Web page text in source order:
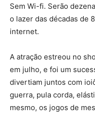
Sem Wi-fi. Serão
o lazer das décadas de
internet.
A atração estreou no
em julho, e foi um
divertiam juntos com
guerra, pula corda,
mesmo, os jogos de